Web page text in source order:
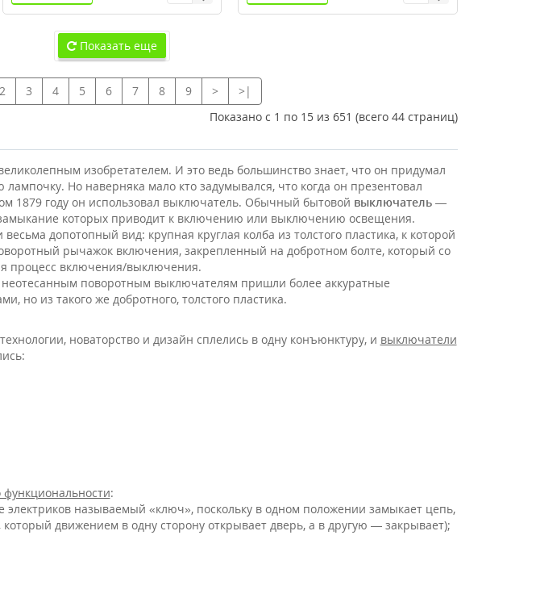
Показать еще
2 3 4 5 6 7 8 9 >
>|
Показано с 1 по 15 из 651 (всего 44 страниц)
изобретателем. И это ведь большинство знает, что он придумал
Но наверняка мало кто задумывался, что когда он презентовал
1879 году он использовал выключатель. Обычный бытовой выключатель—
которых приводит к включению или выключению освещения.
допотопный вид: крупная круглая колба из толстого пластика, к которой
рычажок включения, закрепленный на добротном болте, который со
процесс включения/выключения.
неотесанным поворотным выключателям пришли более аккуратные
но из такого же добротного, толстого пластика.
новаторство и дизайн сплелись в одну конъюнктуру, и выключатели
:
называемый «ключ», поскольку в одном положении замыкает цепь,
движением в одну сторону открывает дверь, а в другую — закрывает);